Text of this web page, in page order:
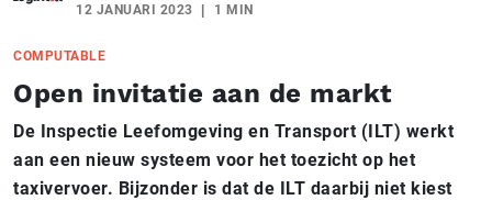
12 JANUARI 2023 1 MIN
COMPUTABLE
Open invitatie aan de markt
De Inspectie Leefomgeving en Transport (ILT) werkt
aan een nieuw systeem voor het toezicht op het
taxivervoer. Bijzonder is dat de ILT daarbij niet kiest